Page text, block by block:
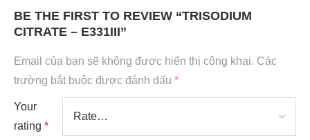
BE THE FIRST TO REVIEW “TRISODIUM
CITRATE – E331III”
Email của bạn sẽ không được hiển thị công khai. Các
trường bắt buộc được đánh dấu *
Your
rating *